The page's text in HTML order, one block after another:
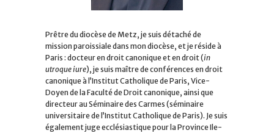
Prêtre du diocèse de Metz, je suis détaché de
mission paroissiale dans mon diocèse, et je réside à
Paris : docteur en droit canonique et en droit (in
utroque iure), je suis maître de conférences en droit
canonique à l’Institut Catholique de Paris, Vice-
Doyen de la Faculté de Droit canonique, ainsi que
directeur au Séminaire des Carmes (séminaire
universitaire de l’Institut Catholique de Paris). Je suis
également juge ecclésiastique pour la Province Ile-